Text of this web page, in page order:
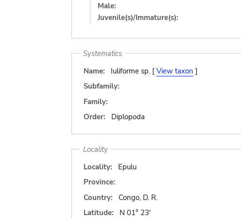
Male:
Juvenile(s)/Immature(s):
Systematics
Name:
Iuliforme sp. [ View taxon ]
Subfamily:
Family:
Order:
Diplopoda
Locality
Locality:
Epulu
Province:
Country:
Congo, D. R.
Latitude:
N 01° 23'